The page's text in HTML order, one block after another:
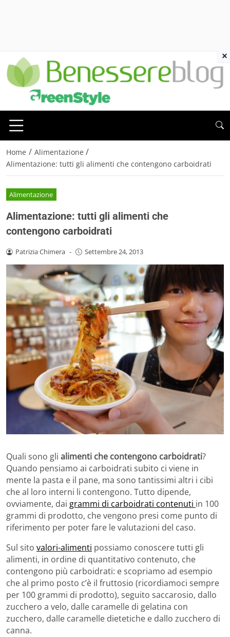
Home / Alimentazione /
Alimentazione: tutti gli alimenti che contengono carboidrati
Alimentazione
Alimentazione: tutti gli alimenti che
contengono carboidrati
Patrizia Chimera - Settembre 24, 2013
Quali sono gli alimenti che contengono carboidrati?
Quando pensiamo ai carboidrati subito ci viene in
mente la pasta e il pane, ma sono tantissimi altri i cibi
che al loro interni li contengono. Tutto dipende,
ovviamente, dai grammi di carboidrati contenuti in 100
grammi di prodotto, che vengono presi come punto di
riferimento per poter fare le valutazioni del caso.
Sul sito valori-alimenti possiamo conoscere tutti gli
alimenti, in ordine di quantitativo contenuto, che
contengono più carboidrati: e scopriamo ad esempio
che al primo posto c’è il fruttosio (ricordiamoci sempre
per 100 grammi di prodotto), seguito saccarosio, dallo
zucchero a velo, dalle caramelle di gelatina con
zucchero, dalle caramelle dietetiche e dallo zucchero di
canna.
×